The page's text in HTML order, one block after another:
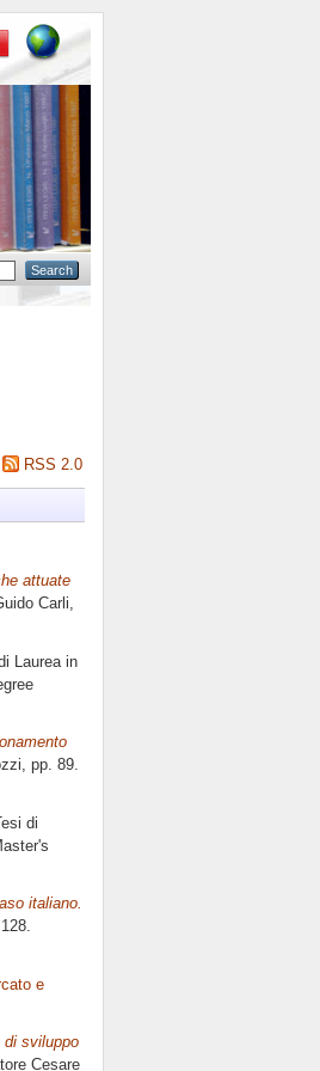
RSS 2.0
attuate
Carli,
Laurea in
, pp. 89.
di
italiano.
e
di sviluppo
Cesare